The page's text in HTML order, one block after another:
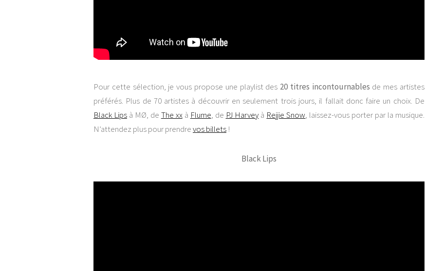
Pour cette sélection, je vous propose une playlist des 20 titres incontournables de mes artistes
préférés. Plus de 70 artistes à découvrir en seulement trois jours, il fallait donc faire un choix. De
Black Lipsà MØ, de The xxà Flume, de PJ Harvey à Rejjie Snow, laissez-vous porter par la musique.
N’attendez plus pour prendrevos billets !
Black Lips